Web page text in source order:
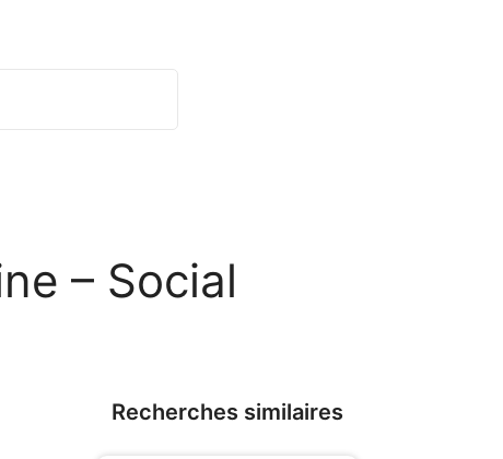
– Social
Recherches similaires